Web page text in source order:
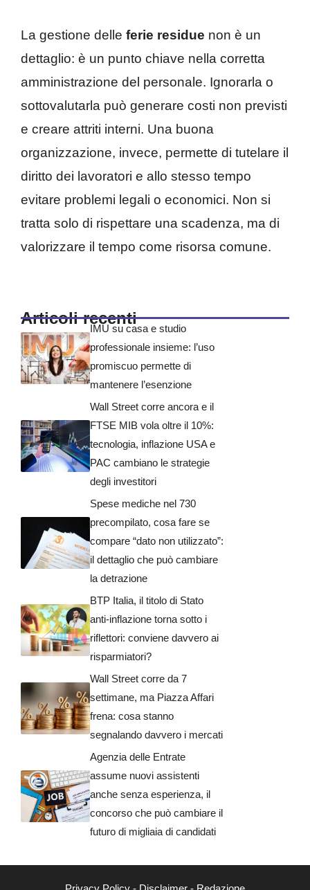
La gestione delle ferie residue non è un
dettaglio: è un punto chiave nella corretta
amministrazione del personale. Ignorarla o
sottovalutarla può generare costi non previsti
e creare attriti interni. Una buona
organizzazione, invece, permette di tutelare il
diritto dei lavoratori e allo stesso tempo
evitare problemi legali o economici. Non si
tratta solo di rispettare una scadenza, ma di
valorizzare il tempo come risorsa comune.
Articoli recenti
IMU su casa e studio
professionale insieme: l’uso
promiscuo permette di
mantenere l’esenzione
Wall Street corre ancora e il
FTSE MIB vola oltre il 10%:
tecnologia, inflazione USA e
PAC cambiano le strategie
degli investitori
Spese mediche nel 730
precompilato, cosa fare se
compare “dato non utilizzato”:
il dettaglio che può cambiare
la detrazione
BTP Italia, il titolo di Stato
anti-inflazione torna sotto i
riflettori: conviene davvero ai
risparmiatori?
Wall Street corre da 7
settimane, ma Piazza Affari
frena: cosa stanno
segnalando davvero i mercati
Agenzia delle Entrate
assume nuovi assistenti
anche senza esperienza, il
concorso che può cambiare il
futuro di migliaia di candidati